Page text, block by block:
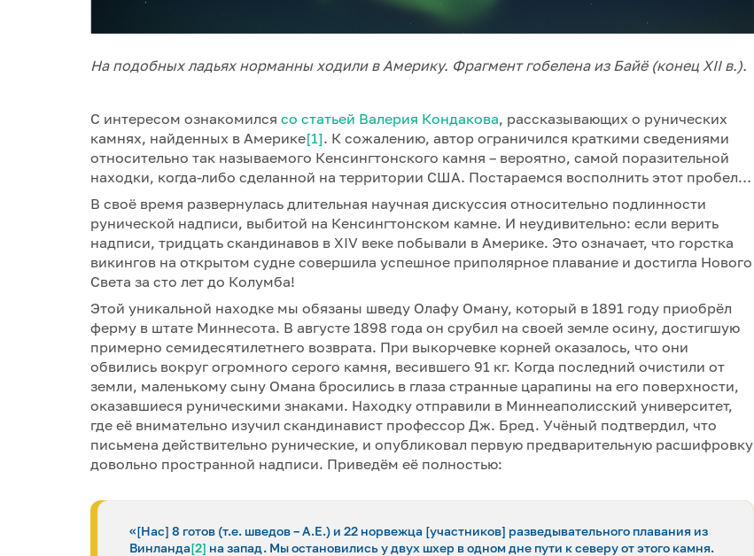
На подобных ладьях норманны ходили в Америку. Фрагмент гобелена из Байё (конец XII в.).
С интересом ознакомился со статьей Валерия Кондакова, рассказывающих о рунических
камнях, найденных в Америке[1]. К сожалению, автор ограничился краткими сведениями
относительно так называемого Кенсингтонского камня – вероятно, самой поразительной
находки, когда-либо сделанной на территории США. Постараемся восполнить этот пробел…
В своё время развернулась длительная научная дискуссия относительно подлинности
рунической надписи, выбитой на Кенсингтонском камне. И неудивительно: если верить
надписи, тридцать скандинавов в XIV веке побывали в Америке. Это означает, что горстка
викингов на открытом судне совершила успешное приполярное плавание и достигла Нового
Света за сто лет до Колумба!
Этой уникальной находке мы обязаны шведу Олафу Оману, который в 1891 году приобрёл
ферму в штате Миннесота. В августе 1898 года он срубил на своей земле осину, достигшую
примерно семидесятилетнего возврата. При выкорчевке корней оказалось, что они
обвились вокруг огромного серого камня, весившего 91 кг. Когда последний очистили от
земли, маленькому сыну Омана бросились в глаза странные царапины на его поверхности,
оказавшиеся руническими знаками. Находку отправили в Миннеаполисский университет,
где её внимательно изучил скандинавист профессор Дж. Бред. Учёный подтвердил, что
письмена действительно рунические, и опубликовал первую предварительную расшифровку
довольно пространной надписи. Приведём её полностью:
«[Нас] 8 готов (т.е. шведов – А.Е.) и 22 норвежца [участников] разведывательного плавания из
Винланда[2] на запад. Мы остановились у двух шхер в одном дне пути к северу от этого камня.